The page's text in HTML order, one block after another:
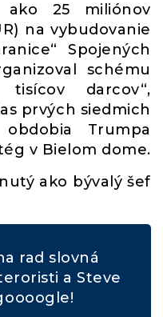
ako 25 miliónov
na vybudovanie
Spojených
schému
tisícov darcov“,
prvých siedmich
Trumpa
v Bielom dome.
ako bývalý šef
rad slovná
a Steve